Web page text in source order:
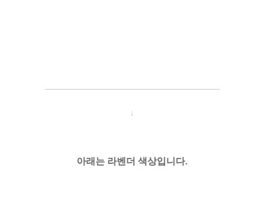
───────────────────────────
↓
아래는 라벤더 색상입니다.